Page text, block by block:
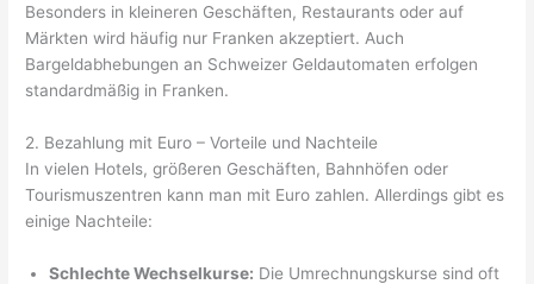
Besonders in kleineren Geschäften, Restaurants oder auf
Märkten wird häufig nur Franken akzeptiert. Auch
Bargeldabhebungen an Schweizer Geldautomaten erfolgen
standardmäßig in Franken.
2. Bezahlung mit Euro – Vorteile und Nachteile
In vielen Hotels, größeren Geschäften, Bahnhöfen oder
Tourismuszentren kann man mit Euro zahlen. Allerdings gibt es
einige Nachteile:
Schlechte Wechselkurse: Die Umrechnungskurse sind oft